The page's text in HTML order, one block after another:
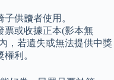
供讀者使用。
票或收據正本(影本無
，若遺失或無法提供中獎
利。